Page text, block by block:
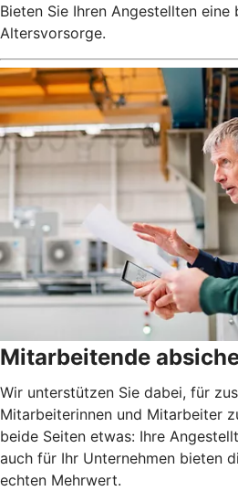
Bieten Sie Ihren Angestellten eine
Altersvorsorge.
Mitarbeitende
Wir unterstützen Sie dabei, für
Mitarbeiterinnen und Mitarbeiter
beide Seiten etwas: Ihre
auch für Ihr Unternehmen bieten
echten Mehrwert.